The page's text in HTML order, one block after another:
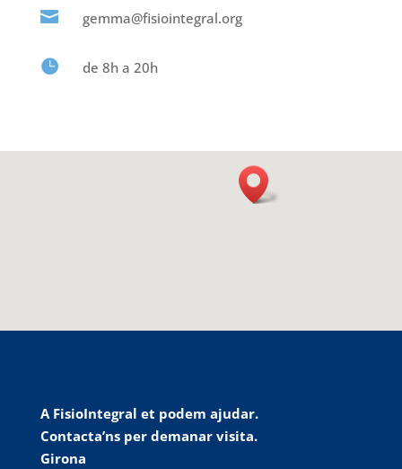
 gemma@fisiointegral.org
 de 8h a 20h
A FisioIntegral et podem ajudar.
Contacta’ns per demanar visita.
Girona